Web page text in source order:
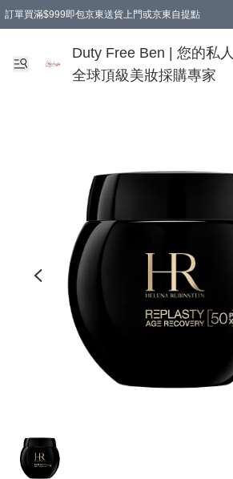
訂單買滿$999即包京東送貨上門或京東自提點
Duty Free Ben | 您的私人
全球頂級美妝採購專家